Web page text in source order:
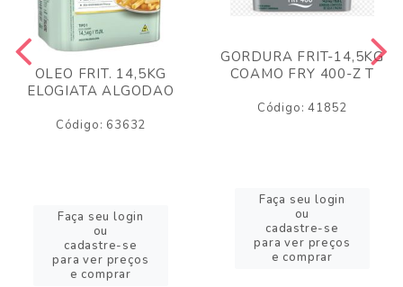
OLEO FRIT. 14,5KG
ELOGIATA ALGODAO
Código: 63632
Faça seu login
ou
cadastre-se
para ver preços
e comprar
GORDURA FRIT-14,5KG
COAMO FRY 400-Z T
Código: 41852
Faça seu login
ou
cadastre-se
para ver preços
e comprar